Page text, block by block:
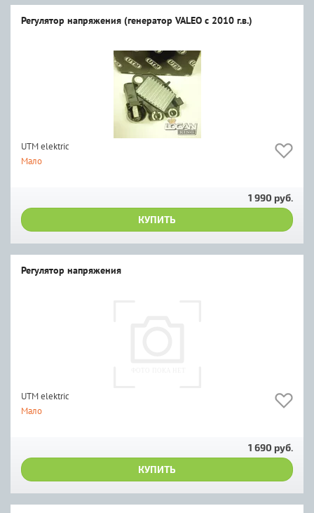
Регулятор напряжения (генератор VALEO с 2010 г.в.)
UTM elektric
Мало
1 990 руб.
КУПИТЬ
Регулятор напряжения
UTM elektric
Мало
1 690 руб.
КУПИТЬ